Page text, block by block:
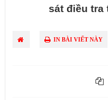
sát điều tra
IN BÀI VIẾT NÀY